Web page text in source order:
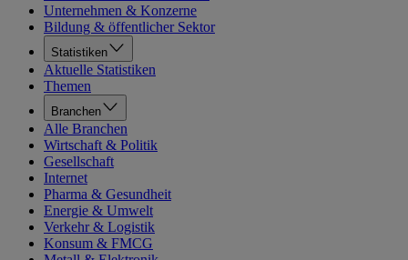
Unternehmen & Konzerne
Bildung & öffentlicher Sektor
Statistiken
Aktuelle Statistiken
Themen
Branchen
Alle Branchen
Wirtschaft & Politik
Gesellschaft
Internet
Pharma & Gesundheit
Energie & Umwelt
Verkehr & Logistik
Konsum & FMCG